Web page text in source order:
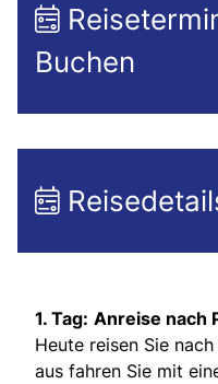
Buchen
1. Tag: Anreise nach
Heute reisen Sie
aus fahren Sie mit